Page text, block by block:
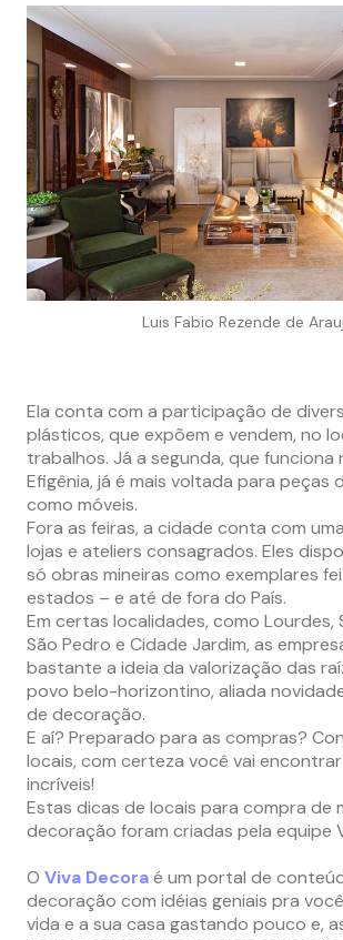
Luis Fabio Rezende de
Ela conta com a participação de
plásticos, que expõem e vendem, no
trabalhos. Já a segunda, que funciona
Efigênia, já é mais voltada para peças
como móveis.
Fora as feiras, a cidade conta com
lojas e ateliers consagrados. Eles
só obras mineiras como exemplares
estados – e até de fora do País.
Em certas localidades, como Lourdes,
São Pedro e Cidade Jardim, as
bastante a ideia da valorização das
povo belo-horizontino, aliada
de decoração.
E aí? Preparado para as compras?
locais, com certeza você vai
incríveis!
Estas dicas de locais para compra de
decoração foram criadas pela equipe
O Viva Decoraé um portal de
decoração com idéias geniais pra
vida e a sua casa gastando pouco e,